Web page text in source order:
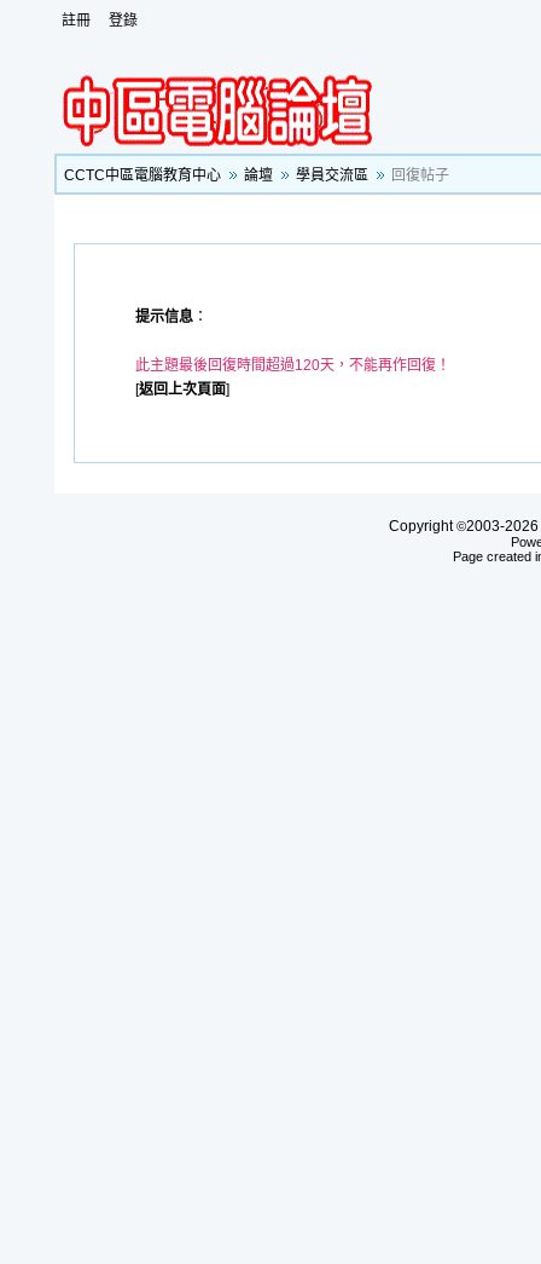
註冊 登錄
CCTC中區電腦教育中心 論壇 學員交流區 回復帖子
提示信息 ：
此主題最後回復時間超過120天，不能再作回復！
[返回上次頁面]
Copyright©2003-2026
Page created